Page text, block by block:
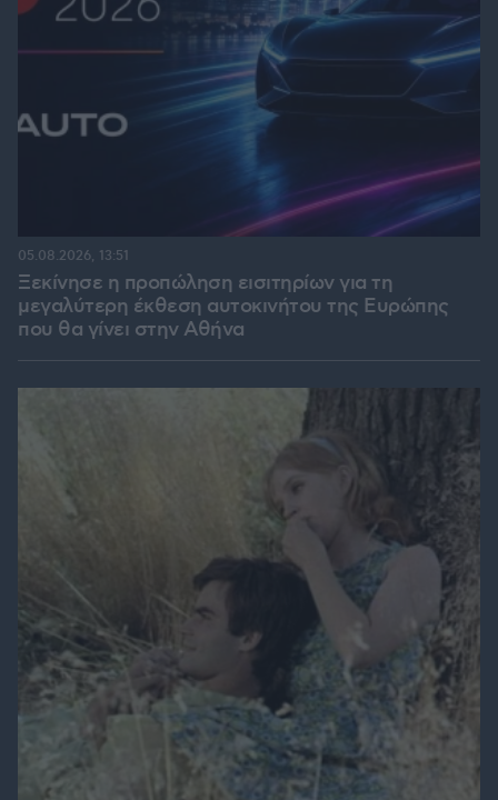
Ξεκίνησε η προπώληση εισιτηρίων για τη
μεγαλύτερη έκθεση αυτοκινήτου της Ευρώπης
που θα γίνει στην Αθήνα
05.08.2026, 13:51